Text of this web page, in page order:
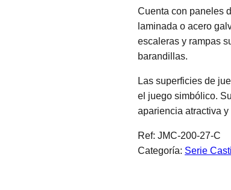
Cuenta con paneles
laminada o acero
escaleras y rampas
barandillas.
Las superficies de
el juego simbólico.
apariencia atractiva
Ref: JMC-200-27-C
Categoría: Serie